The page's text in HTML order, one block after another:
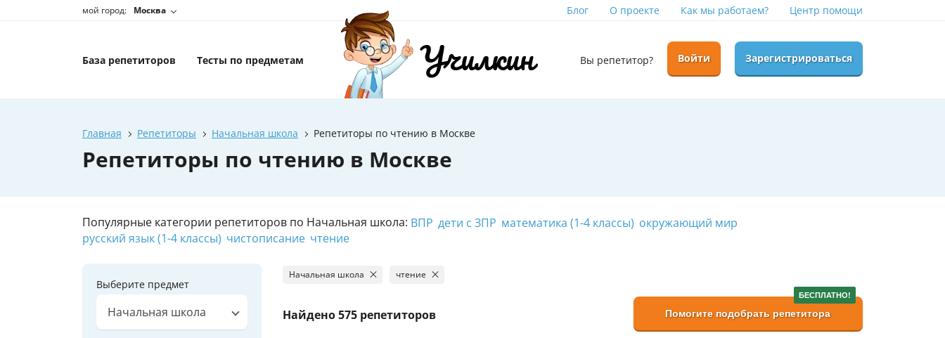
мой город: Москва Блог О проекте Как мы работаем? Центр помощи
База репетиторов Тесты по предметам Вы репетитор? Войти Зарегистрироваться
Главная Репетиторы Начальная школа Репетиторы по чтению в Москве
Репетиторы по чтению в Москве
Популярные категории репетиторов по Начальная школа: ВПР дети с ЗПР математика (1-4 классы) окружающий мир
русский язык (1-4 классы) чистописание чтение
Выберите предмет
Начальная школа
Начальная школа чтение
Найдено575 репетиторов
БЕСПЛАТНО!
Помогите подобрать репетитора